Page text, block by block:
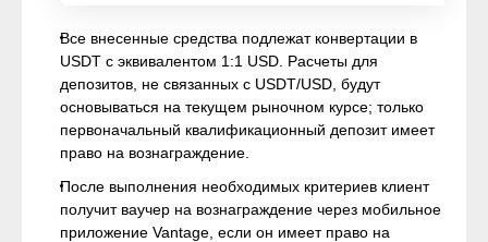
Все внесенные средства подлежат конвертации в
USDT с эквивалентом 1:1 USD. Расчеты для
депозитов, не связанных с USDT/USD, будут
основываться на текущем рыночном курсе; только
первоначальный квалификационный депозит имеет
право на вознаграждение.
После выполнения необходимых критериев клиент
получит ваучер на вознаграждение через мобильное
приложение Vantage, если он имеет право на